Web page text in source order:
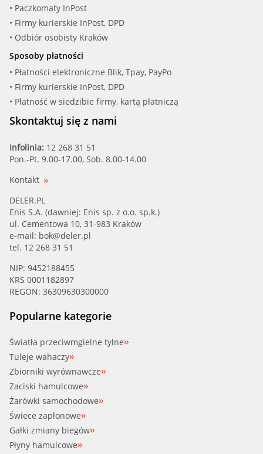
BOGE (87-667-A)
BORG BECK (BSM5125)
BUGIAD (BGT 18873)
CAUTEX (200945)
COMLINE (CTSM9022)
CORTECO (80001279)
FEBI (12519)
FIRST LINE (FSM5125)
FORMPART (12421008/S)
GSP (510636)
GSP (510636S)
IMPERGOM (35338)
ITN (11-02-0217)
JPG (1442400700)
• Paczkomaty InPost
• Firmy kurierskie InPost, DPD
• Odbiór osobisty Kraków
Sposoby płatności
• Płatności elektroniczne Blik, Tpay, PayPo
• Firmy kurierskie InPost, DPD
• Płatność w siedzibie firmy, kartą płatniczą
Skontaktuj się z nami
Infolinia: 12 268 31 51
Pon.-Pt. 9.00-17.00, Sob. 8.00-14.00
Kontakt
DELER.PL
Enis S.A. (dawniej: Enis sp. z o.o. sp.k.)
ul. Cementowa 10, 31-983 Kraków
e-mail: bok@deler.pl
tel. 12 268 31 51
NIP: 9452188455
KRS 0001182897
REGON: 36309630300000
Popularne kategorie
Światła przeciwmgielne tylne
Tuleje wahaczy
Zbiorniki wyrównawcze
Zaciski hamulcowe
Żarówki samochodowe
Świece zapłonowe
Gałki zmiany biegów
Płyny hamulcowe